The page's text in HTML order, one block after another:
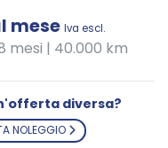
mese Iva escl.
mesi | 40.000 km
diversa?
NOLEGGIO